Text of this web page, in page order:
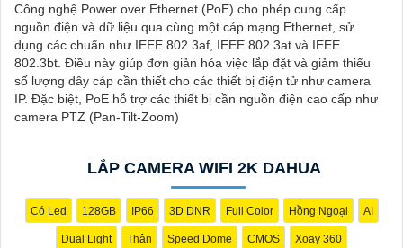
ảnh hưởng bởi nhiễu hạt.
Với tính năng chống nhiễu 3D DNR camera sẽ giúp bạn quan
sát được hình ảnh chất lượng cao, đặc biệt trong các điều kiện
ánh sáng yếu hoặc độ nhiễu cao. Với Những Trang bị cao cấp
làm cho việc giám sát, quan sát trở nên dễ dàng và chính xác
hơn.
Công nghệ Power over Ethernet (PoE) cho phép cung cấp
nguồn điện và dữ liệu qua cùng một cáp mạng Ethernet, sử
dụng các chuẩn như IEEE 802.3af, IEEE 802.3at và IEEE
802.3bt. Điều này giúp đơn giản hóa việc lắp đặt và giảm thiểu
số lượng dây cáp cần thiết cho các thiết bị điện tử như camera
IP. Đặc biệt, PoE hỗ trợ các thiết bị cần nguồn điện cao cấp như
camera PTZ (Pan-Tilt-Zoom)
LẮP CAMERA WIFI 2K DAHUA
Có Led 128GB IP66 3D DNR Full Color Hồng Ngoại AI
Dual Light Thân Speed Dome CMOS Xoay 360